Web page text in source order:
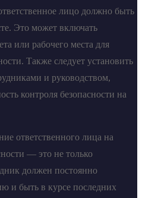
лицо должно быть
Это может включать
или рабочего места для
Также следует установить
и руководством,
контроля безопасности на
ответственного лица на
— это не только
должен постоянно
и быть в курсе последних